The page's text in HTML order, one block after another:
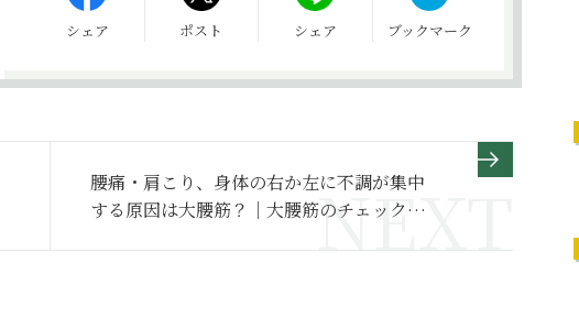
シェア ポスト シェア ブックマーク
腰痛・肩こり、身体の右か左に不調が集中
する原因は大腰筋？｜大腰筋のチェックと